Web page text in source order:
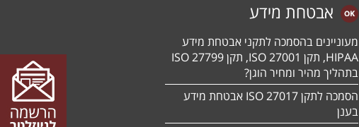
אבטחת מידע
מעוניינים בהסמכה לתקני אבטחת מידע
בתהליך מהיר ומחיר הוגן?
הסמכה לתקן 27017 ISO אבטחת מידע
בענן